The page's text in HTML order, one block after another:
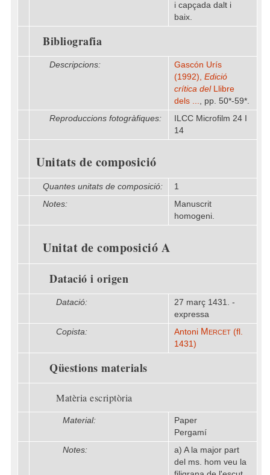
i capçada dalt i
baix.
Bibliografia
Descripcions:
Gascón Urís
(1992), Edició
crítica del Llibre
dels ..., pp. 50*-59*.
Reproduccions fotogràfiques:
ILCC Microfilm 24 I
14
Unitats de composició
Quantes unitats de composició:
1
Notes:
Manuscrit
homogeni.
Unitat de composició A
Datació i origen
Datació:
27 març 1431. -
expressa
Copista:
Antoni Mercet (fl.
1431)
Qüestions materials
Matèria escriptòria
Material:
Paper
Pergamí
Notes:
a) A la major part
del ms. hom veu la